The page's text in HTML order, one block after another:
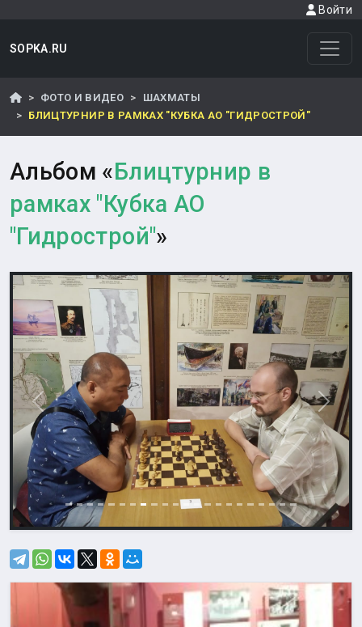
Войти
SOPKA.RU
ФОТО И ВИДЕО
ШАХМАТЫ
БЛИЦТУРНИР В РАМКАХ "КУБКА АО "ГИДРОСТРОЙ"
Альбом «Блицтурнир в
рамках "Кубка АО
"Гидрострой"»
Назад